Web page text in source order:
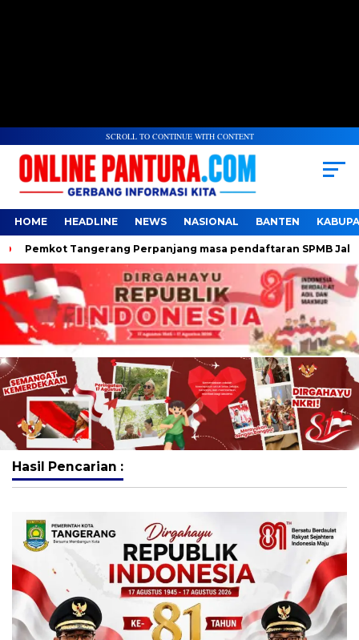
SCROLL TO CONTINUE WITH CONTENT
HOME HEADLINE NEWS NASIONAL BANTEN
Pemkot Tangerang Perpanjang masa pendaftaran SPMB Jalur
Hasil Pencarian :